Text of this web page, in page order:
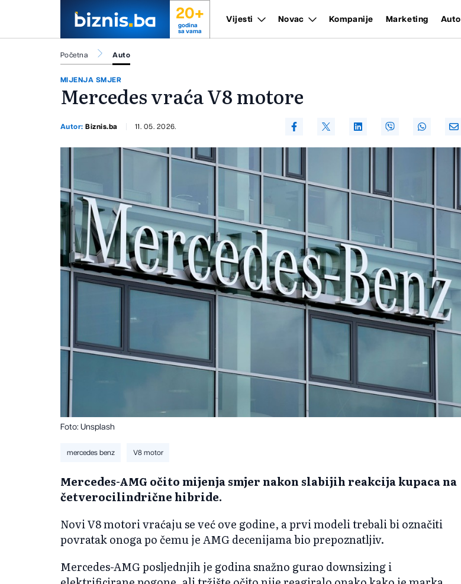
20+
godina
sa vama
Vijesti Novac Kompanije Marketing Auto
Početna Auto
MIJENJA SMJER
Mercedes vraća V8 motore
Autor:Biznis.ba 11. 05. 2026.
Foto: Unsplash
mercedes benz V8 motor
Mercedes-AMG očito mijenja smjer nakon slabijih reakcija kupaca na
četverocilindrične hibride.
Novi V8 motori vraćaju se već ove godine, a prvi modeli trebali bi označiti
povratak onoga po čemu je AMG decenijama bio prepoznatljiv.
Mercedes-AMG posljednjih je godina snažno gurao downsizing i